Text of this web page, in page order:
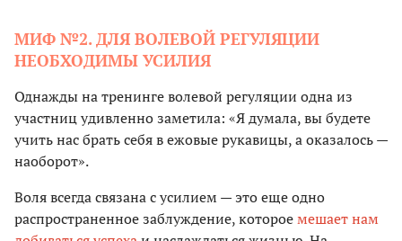
МИФ №2. ДЛЯ ВОЛЕВОЙ РЕГУЛЯЦИИ
НЕОБХОДИМЫ УСИЛИЯ
Однажды на тренинге волевой регуляции одна из
участниц удивленно заметила: «Я думала, вы будете
учить нас брать себя в ежовые рукавицы, а оказалось —
наоборот».
Воля всегда связана с усилием — это еще одно
распространенное заблуждение, котороемешает нам